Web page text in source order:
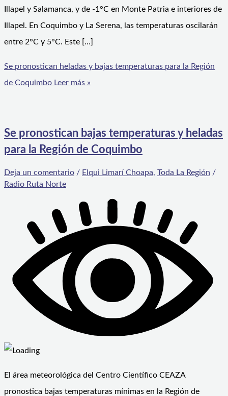
Illapel y Salamanca, y de -1°C en Monte Patria e interiores de
Illapel. En Coquimbo y La Serena, las temperaturas oscilarán
entre 2°C y 5°C. Este […]
Se pronostican heladas y bajas temperaturas para la Región
de Coquimbo Leer más »
Se pronostican bajas temperaturas y heladas
para la Región de Coquimbo
Deja un comentario / Elqui Limarí Choapa, Toda La Región /
Radio Ruta Norte
El área meteorológica del Centro Científico CEAZA
pronostica bajas temperaturas mínimas en la Región de